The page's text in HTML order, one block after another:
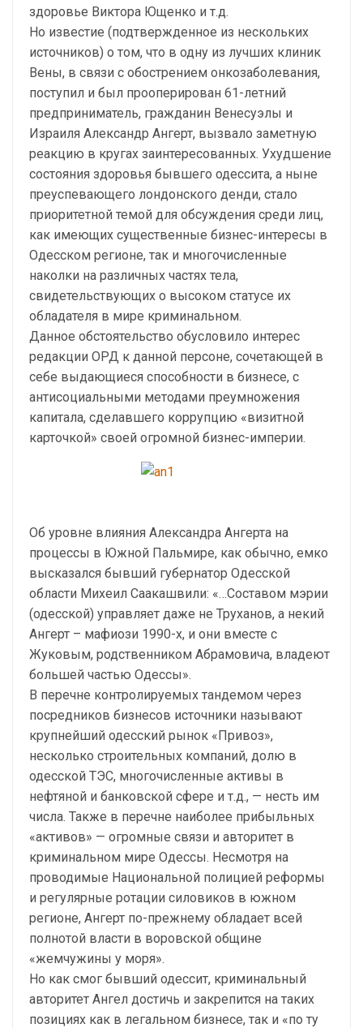
здоровье Виктора Ющенко и т.д.
Но известие (подтвержденное из нескольких
источников) о том, что в одну из лучших клиник
Вены, в связи с обострением онкозаболевания,
поступил и был прооперирован 61-летний
предприниматель, гражданин Венесуэлы и
Израиля Александр Ангерт, вызвало заметную
реакцию в кругах заинтересованных. Ухудшение
состояния здоровья бывшего одессита, а ныне
преуспевающего лондонского денди, стало
приоритетной темой для обсуждения среди лиц,
как имеющих существенные бизнес-интересы в
Одесском регионе, так и многочисленные
наколки на различных частях тела,
свидетельствующих о высоком статусе их
обладателя в мире криминальном.
Данное обстоятельство обусловило интерес
редакции ОРД к данной персоне, сочетающей в
себе выдающиеся способности в бизнесе, с
антисоциальными методами преумножения
капитала, сделавшего коррупцию «визитной
карточкой» своей огромной бизнес-империи.
Об уровне влияния Александра Ангерта на
процессы в Южной Пальмире, как обычно, емко
высказался бывший губернатор Одесской
области Михеил Саакашвили: «…Составом мэрии
(одесской) управляет даже не Труханов, а некий
Ангерт – мафиози 1990-х, и они вместе с
Жуковым, родственником Абрамовича, владеют
большей частью Одессы».
В перечне контролируемых тандемом через
посредников бизнесов источники называют
крупнейший одесский рынок «Привоз»,
несколько строительных компаний, долю в
одесской ТЭС, многочисленные активы в
нефтяной и банковской сфере и т.д., — несть им
числа. Также в перечне наиболее прибыльных
«активов» — огромные связи и авторитет в
криминальном мире Одессы. Несмотря на
проводимые Национальной полицией реформы
и регулярные ротации силовиков в южном
регионе, Ангерт по-прежнему обладает всей
полнотой власти в воровской общине
«жемчужины у моря».
Но как смог бывший одессит, криминальный
авторитет Ангел достичь и закрепится на таких
позициях как в легальном бизнесе, так и «по ту